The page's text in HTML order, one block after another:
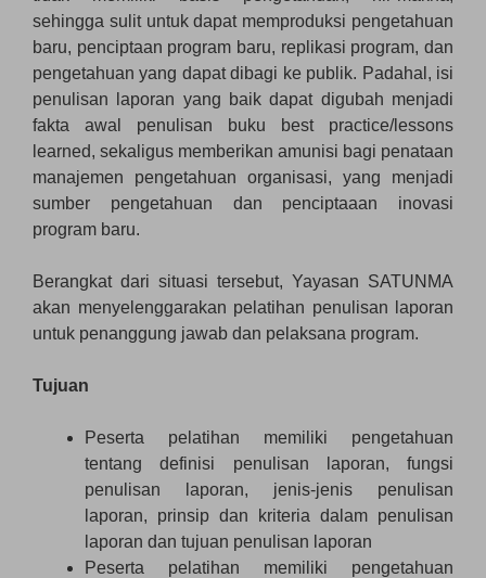
sehingga sulit untuk dapat memproduksi pengetahuan
baru, penciptaan program baru, replikasi program, dan
pengetahuan yang dapat dibagi ke publik. Padahal, isi
penulisan laporan yang baik dapat digubah menjadi
fakta awal penulisan buku best practice/lessons
learned, sekaligus memberikan amunisi bagi penataan
manajemen pengetahuan organisasi, yang menjadi
sumber pengetahuan dan penciptaaan inovasi
program baru.
Berangkat dari situasi tersebut, Yayasan SATUNMA
akan menyelenggarakan pelatihan penulisan laporan
untuk penanggung jawab dan pelaksana program.
Tujuan
Peserta pelatihan memiliki pengetahuan
tentang definisi penulisan laporan, fungsi
penulisan laporan, jenis-jenis penulisan
laporan, prinsip dan kriteria dalam penulisan
laporan dan tujuan penulisan laporan
Peserta pelatihan memiliki pengetahuan